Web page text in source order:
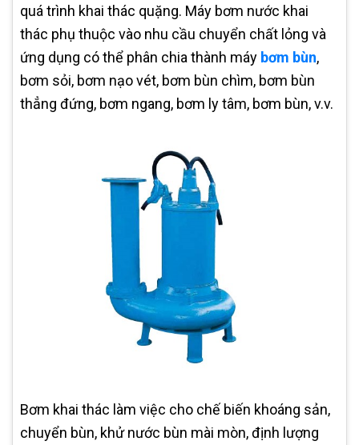
quá trình khai thác quặng. Máy bơm nước khai
thác phụ thuộc vào nhu cầu chuyển chất lỏng và
ứng dụng có thể phân chia thành máy bơm bùn,
bơm sỏi, bơm nạo vét, bơm bùn chìm, bơm bùn
thẳng đứng, bơm ngang, bơm ly tâm, bơm bùn, v.v.
Bơm khai thác làm việc cho chế biến khoáng sản,
chuyển bùn, khử nước bùn mài mòn, định lượng